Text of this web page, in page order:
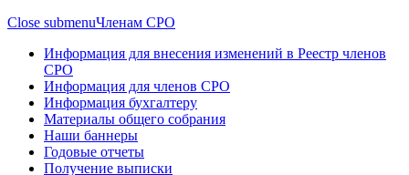
Close submenuЧленам СРО
Информация для внесения изменений в Реестр членов
СРО
Информация для членов СРО
Информация бухгалтеру
Материалы общего собрания
Наши баннеры
Годовые отчеты
Получение выписки